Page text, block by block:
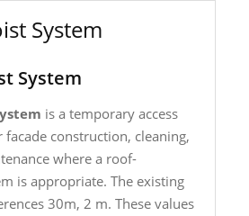
System
System
is a temporary access
construction, cleaning,
where a roof-
is appropriate. The existing
30m, 2 m. These values